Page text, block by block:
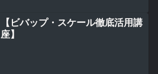
【ビバップ・スケール徹底活用講
座】